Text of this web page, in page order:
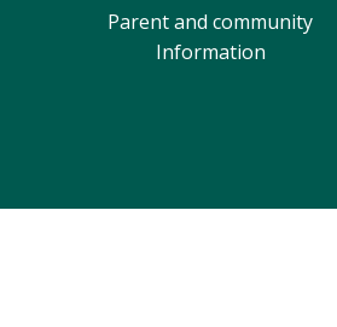
Parent and community
Information